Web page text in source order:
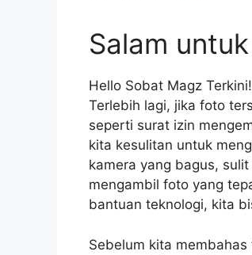
Salam
Hello Sobat Magz
Terlebih lagi, jika foto
seperti surat izin
kita kesulitan untuk
kamera yang bagus,
mengambil foto yang
bantuan teknologi, kita
Sebelum kita